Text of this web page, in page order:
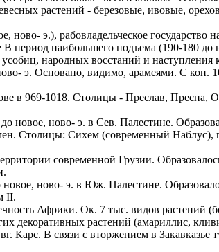
оформление контракта> заказываем
> отправка > прохождение границы,
на предприятие и место
ИЗ ЛЮБОГО РЕГИОНА РФ!
в другие страны в нашем профиле.
рабочий, разнорабочий,
числе карты.
клиентов, как выгодно
доп. услуги (например помочь в
дополнительную плату.
менеджер, представитель,
курьер, банковский курьер, курьер банка,
Промсвязьбанк, Райффайзенбанк,
растений - березовые, ивовые,
э.), рабовладельческое государство
наибольшего подъема (190-180 до
народных восстаний и наступления
Основано, видимо, арамеями. С кон.
1018. Столицы - Преслав, Преспа,
ново- э. в Сев. Палестине.
Столицы: Сихем (современный Наблус),
современной Грузии.
ново- э. в Юж. Палестине.
II.
Ок. 7 тыс. видов растений
декоративных растений (амариллис,
В связи с вторжением в Закавказье